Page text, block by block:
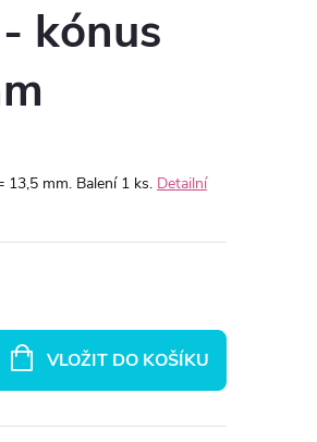
kónus
13,5 mm. Balení 1 ks. Detailní
VLOŽIT DO KOŠÍKU